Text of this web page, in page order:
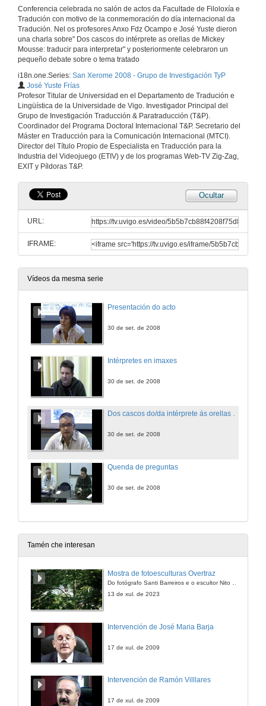
Conferencia celebrada no salón de actos da Facultade de Filoloxía e
Tradución con motivo de la conmemoración do día internacional da
Tradución. Nel os profesores Anxo Fdz Ocampo e José Yuste dieron
una charla sobre" Dos cascos do intérprete as orellas de Mickey
Mousse: traducir para interpretar" y posteriormente celebraron un
pequeño debate sobre o tema tratado
i18n.one.Series: San Xerome 2008 - Grupo de Investigación TyP
José Yuste Frías
Profesor Titular de Universidad en el Departamento de Tradución e
Lingüística de la Universidade de Vigo. Investigador Principal del
Grupo de Investigación Traducción & Paratraducción (T&P).
Coordinador del Programa Doctoral Internacional T&P. Secretario del
Máster en Traducción para la Comunicación Internacional (MTCI).
Director del Título Propio de Especialista en Traducción para la
Industria del Videojuego (ETIV) y de los programas Web-TV Zig-Zag,
EXIT y Píldoras T&P.
Ocultar
URL:
IFRAME:
Vídeos da mesma serie
Presentación do acto
30 de set. de 2008
Intérpretes en imaxes
30 de set. de 2008
Dos cascos do/da intérprete ás orellas de Mickey Mouse: interpretar para traducir.
30 de set. de 2008
Quenda de preguntas
30 de set. de 2008
Tamén che interesan
Mostra de fotoesculturas Overtraz
13 de xul. de 2023
Intervención de José Maria Barja
17 de xul. de 2009
Intervención de Ramón Villlares
17 de xul. de 2009